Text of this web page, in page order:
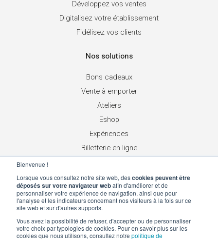
Bienvenue !
Lorsque vous consultez notre site web, descookies peuvent être
déposés sur votre navigateur webafin d'améliorer et de
personnaliser votre expérience de navigation, ainsi que pour
l'analyse et les indicateurs concernant nos visiteurs à la fois sur ce
site web et sur d'autres supports.
Vous avez la possibilité de refuser, d'accepter ou de personnaliser
votre choix par typologies de cookies. Pour en savoir plus sur les
cookies que nous utilisons, consultez notre politique de
Développez vos ventes
Digitalisez votre établissement
Fidélisez vos clients
Nos solutions
Bons cadeaux
Vente à emporter
Ateliers
Eshop
Expériences
Billetterie en ligne
Chèques cadeaux réseau
Suivez-nous